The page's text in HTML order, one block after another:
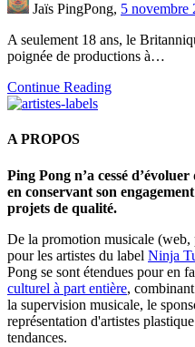
Jaïs PingPong, 5 novembre
A seulement 18 ans, le
poignée de productions à…
Continue Reading
A PROPOS
Ping Pong n’a cessé
en conservant son
projets de qualité.
De la promotion musicale
pour les artistes du label Ninja
Pong se sont étendues pour en
culturel à part entière,
la supervision musicale, le
représentation d'artistes
tendances.